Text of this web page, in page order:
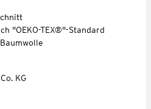
"OEKO-TEX®"-Standard
KG